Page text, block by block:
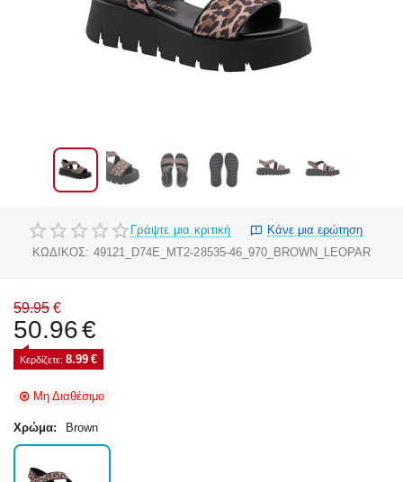
Γράψτε μια κριτική
Κάνε μια ερώτηση
ΚΩΔΙΚΟΣ: 49121_D74E_MT2-28535-46_970_BROWN_LEOPAR
59.95 €
50.96€
Κερδίζετε: 8.99 €
Μη Διαθέσιμο
Χρώμα: Brown